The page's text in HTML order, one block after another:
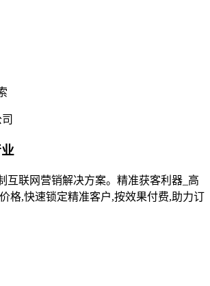
互联网营销解决方案。精准获客利器_高
格,快速锁定精准客户,按效果付费,助力订